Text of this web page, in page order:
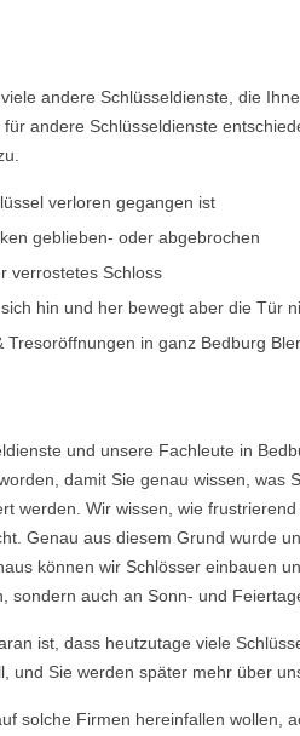
andere Schlüsseldienste, die
für andere Schlüsseldienste
verloren gegangen ist
geblieben- oder abgebrochen
verrostetes Schloss
hin und her bewegt aber die Tür
Tresoröffnungen in ganz Bedburg
und unsere Fachleute in
damit Sie genau wissen, was
werden. Wir wissen, wie
Genau aus diesem Grund wurde
können wir Schlösser einbauen
sondern auch an Sonn- und
ist, dass heutzutage viele
und Sie werden später mehr über
solche Firmen hereinfallen wollen,